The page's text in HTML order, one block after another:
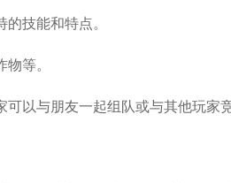
技能和特点。
等。
以与朋友一起组队或与其他玩家竞